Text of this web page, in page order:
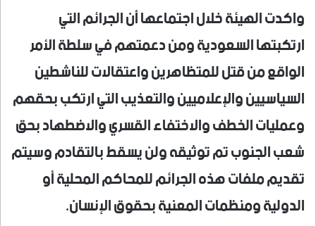
واكدت الهيئة خلال اجتماعها أن الجرائم التي
ارتكبتها السعودية ومن دعمتهم في سلطة الأمر
الواقع من قتل للمتظاهرين واعتقالات للناشطين
السياسيين والإعلاميين والتعذيب التي ارتكب بحقهم
وعمليات الخطف والاختفاء القسري والاضطهاد بحق
شعب الجنوب تم توثيقه ولن يسقط بالتقادم وسيتم
تقديم ملفات هذه الجرائم للمحاكم المحلية أو
الدولية ومنظمات المعنية بحقوق الإنسان.